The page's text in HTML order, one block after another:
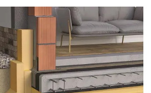
garaż wolno stojący na jej końcu, czy